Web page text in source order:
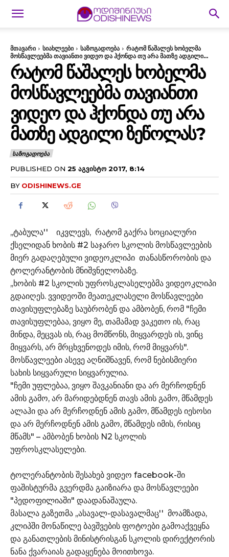
მთავარი სიახლეები საზოგადოება
რატომ წაშალეს ხობელმა
მოსწავლეებმა თავიანთი ვიდეო და ჰქონდა თუ არა მათზე ადგილი...
ᲠᲐᲢᲝᲛ ᲬᲐᲨᲐᲚᲔᲡ ᲮᲝᲑᲔᲚᲛᲐ
ᲛᲝᲡᲬᲐᲕᲚᲔᲔᲑᲛᲐ ᲗᲐᲕᲘᲐᲜᲗᲘ
ᲕᲘᲓᲔᲝ ᲓᲐ ᲰᲥᲝᲜᲓᲐ ᲗᲣ ᲐᲠᲐ
ᲛᲐᲗᲖᲔ ᲐᲓᲒᲘᲚᲘ ᲖᲔᲬᲝᲚᲐᲡ?
ᲡᲐᲖᲝᲒᲐᲓᲝᲔᲑᲐ
PUBLISHED ON 25 ᲐᲒᲕᲘᲡᲢᲝ 2017, 8:14
BY ODISHINEWS.GE
,,ტაბულა'' იკვლევს, რატომ გაქრა სოციალური
ქსელიდან ხობის #2 საჯარო სკოლის მოსწავლეების
მიერ გადაღებული ვიდეოკლიპი თანასწორობის და
ტოლერანტობის მნიშვნელობაზე.
,,ხობის #2 სკოლის უფროსკლასელებმა ვიდეოკლიპი
გდაიღეს. ვვიდეოში მეათეკლასელი მოსწავლეები
თავისუფლებაზე საუბრობენ და ამბობენ, რომ "ჩემი
თავისუფლებაა, ვიყო მე, თამამად ვაკეთო ის, რაც
მინდა, მეცვას ის, რაც მომწონს, მიყვარდეს ის, ვინც
მიყვარს, არ მრცხვენოდეს იმის, რომ მიყვარს".
მოსწავლეები ასევე აღნიშნავენ, რომ ნებისმიერი
სახის სიყვარული სიყვარულია.
"ჩემი უფლებაა, ვიყო შავკანიანი და არ მერჩოდნენ
ამის გამო, არ მარიდებდნენ თავს ამის გამო, მწამდეს
ალაჰი და არ მერჩოდნენ ამის გამო, მწამდეს იესოსი
და არ მერჩოდნენ ამის გამო, მწამდეს იმის, რისიც
მწამს" – ამბობენ ხობის N2 სკოლის
უფროსკლასელები.
ტოლერანტობის შესახებ ვიდეო facebook-ში
ფაშისტურმა გვერდმა გაიზიარა და მოსწავლეები
"პედოფილიაში" დაადანაშაულა.
მასალა გაზეთმა ,,ასავალ-დასავალმაც'' მოამზადა,
კლიპში მონაწილე ბავშვების ფოტოები გამოაქვეყნა
და განათლების მინისტრისგან სკოლის დირექტორის
ნანა ქვარაიას გადაყენება მოითხოვა.